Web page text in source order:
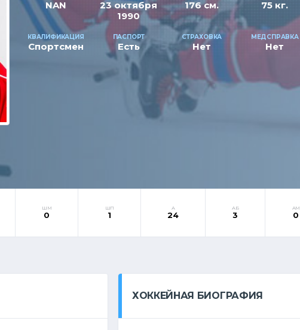
NAN
23 октября
1990
176 см. 75 кг.
КВАЛИФИКАЦИЯ
Спортсмен
ПАСПОРТ
Есть
СТРАХОВКА
Нет
МЕДСПРАВКА
Нет
ШМ
0
ШП
1
А
24
АБ
3
АМ
0
ХОККЕЙНАЯ БИОГРАФИЯ